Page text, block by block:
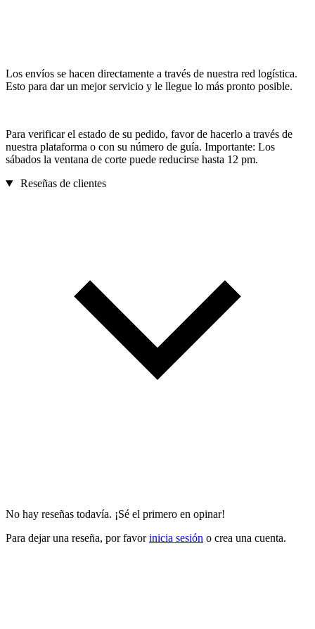
Los envíos se hacen directamente a través de nuestra red logística.
Esto para dar un mejor servicio y le llegue lo más pronto posible.
Para verificar el estado de su pedido, favor de hacerlo a través de
nuestra plataforma o con su número de guía. Importante: Los
sábados la ventana de corte puede reducirse hasta 12 pm.
Reseñas de clientes
No hay reseñas todavía. ¡Sé el primero en opinar!
Para dejar una reseña, por favorinicia sesión o crea una cuenta.